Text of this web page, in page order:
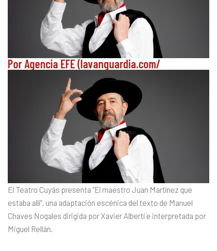
Por Agencia EFE (lavanguardia.com/
El Teatro Cuyás presenta “El maestro Juan Martínez que
estaba allí”, una adaptación escénica del texto de Manuel
Chaves Nogales dirigida por Xavier Albertí e interpretada por
Miguel Rellán.